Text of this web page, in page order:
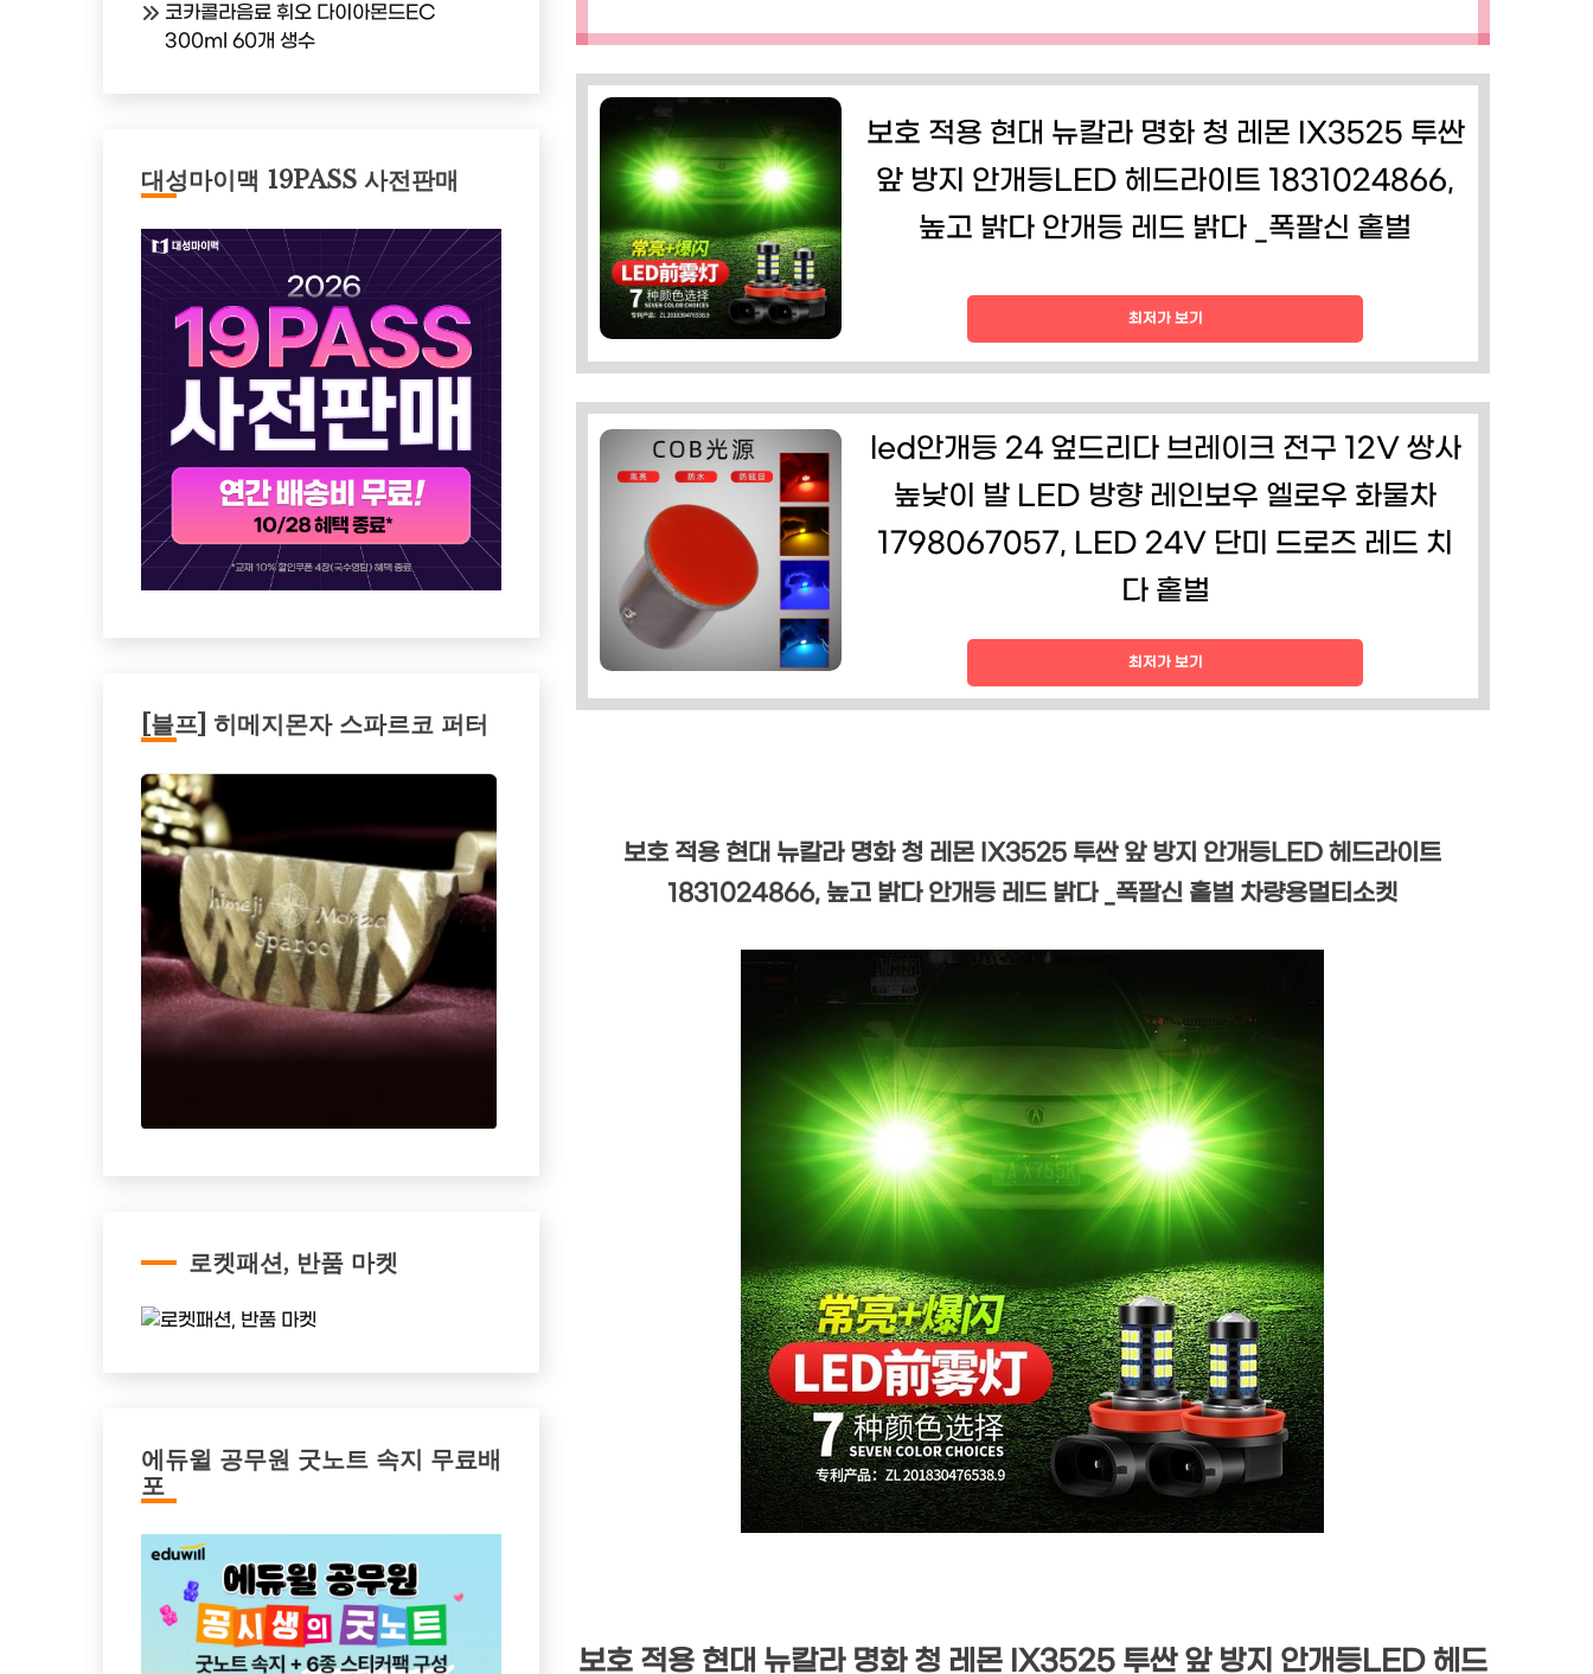
보호 적용 현대 뉴칼라 명화 청 레몬 IX3525 투싼
앞 방지 안개등LED 헤드라이트 1831024866,
높고 밝다 안개등 레드 밝다 _폭팔신 홑벌
최저가 보기
led안개등 24 엎드리다 브레이크 전구 12V 쌍사
높낮이 발 LED 방향 레인보우 엘로우 화물차
1798067057, LED 24V 단미 드로즈 레드 치
다 홑벌
최저가 보기
보호 적용 현대 뉴칼라 명화 청 레몬 IX3525 투싼 앞 방지 안개등LED 헤드라이트
1831024866, 높고 밝다 안개등 레드 밝다 _폭팔신 홑벌 차량용멀티소켓
보호 적용 현대 뉴칼라 명화 청 레몬 IX3525 투싼 앞 방지 안개등LED 헤드
코카콜라음료 휘오 다이아몬드EC
300ml 60개 생수
대성마이맥 19PASS 사전판매
[블프] 히메지몬자 스파르코 퍼터
로켓패션, 반품 마켓
에듀윌 공무원 굿노트 속지 무료배
포